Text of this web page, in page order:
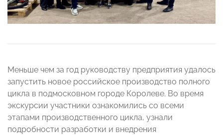
Меньше чем за год руководству предприятия удалось
запустить новое российское производство полного
цикла в подмосковном городе Королеве. Во время
экскурсии участники ознакомились со всеми
этапами производственного цикла, узнали
подробности разработки и внедрения